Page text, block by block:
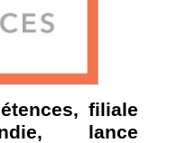
filiale
lance